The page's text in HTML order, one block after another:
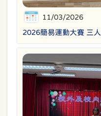
11/03/2026
2026簡易運動大賽 三